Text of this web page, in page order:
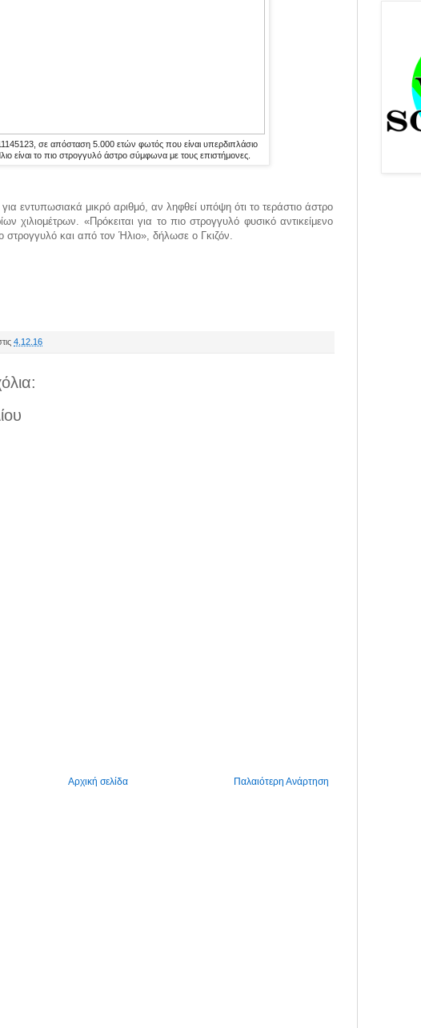
σε απόσταση 5.000 ετών φωτός που είναι υπερδιπλάσιο
είναι το πιο στρογγυλό άστρο σύμφωνα με τους επιστήμονες.
εντυπωσιακά μικρό αριθμό, αν ληφθεί υπόψη ότι το τεράστιο άστρο
χιλιομέτρων. «Πρόκειται για το πιο στρογγυλό φυσικό αντικείμενο
στρογγυλό και από τον Ήλιο», δήλωσε ο Γκιζόν.
4.12.16
Παλαιότερη Ανάρτηση
Αρχική σελίδα